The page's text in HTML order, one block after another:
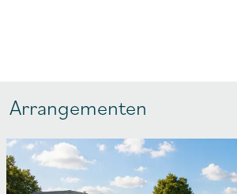
Arrangementen